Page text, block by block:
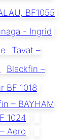
Tavat –
Blackfin –
– BAYHAM
1024
Aero